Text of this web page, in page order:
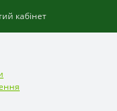
кабінет